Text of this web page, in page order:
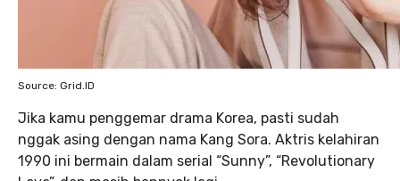
Source: Grid.ID
Jika kamu penggemar drama Korea, pasti sudah
nggak asing dengan nama Kang Sora. Aktris kelahiran
1990 ini bermain dalam serial “Sunny”, “Revolutionary